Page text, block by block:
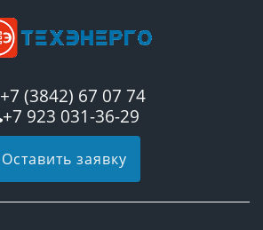
+7 (3842) 67 07 74
+7 923 031-36-29
Оставить заявку